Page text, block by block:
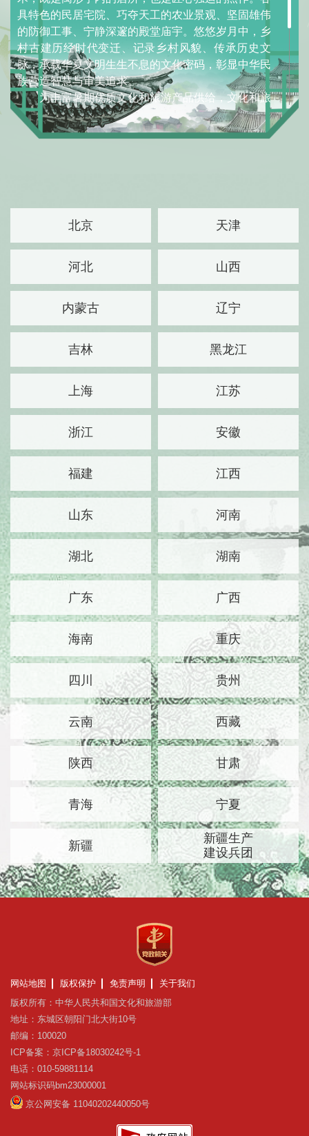
具特色的民居宅院、巧夺天工的农业景观、坚固雄伟
的防御工事、宁静深邃的殿堂庙宇。悠悠岁月中，乡
村古建历经时代变迁、记录乡村风貌、传承历史文
脉，承载华夏文明生生不息的文化密码，彰显中华民
族营造智慧与审美追求。
为丰富暑期优质文化和旅游产品供给，文化和旅
游部遴选推出82条“营造之美 自在乡村”全国乡村旅游
精品线路，通过相关媒体和市场平台加强宣传推广，
出游提示：请游客关注汛期安全、注意防暑降
温。出游前提前了解线路周边天气和安全情况，游玩
途中关注天气变化和气象地质灾害预警预报信息，合
北京 天津
河北 山西
内蒙古 辽宁
吉林 黑龙江
上海 江苏
浙江 安徽
福建 江西
山东 河南
湖北 湖南
广东 广西
海南 重庆
四川 贵州
云南 西藏
陕西 甘肃
青海 宁夏
新疆
新疆生产
建设兵团
网站地图 版权保护 免责声明
关于我们
版权所有：中华人民共和国文化和旅游部
地址：东城区朝阳门北大街10号
邮编：100020
ICP备案：京ICP备18030242号-1
电话：010-59881114
网站标识码bm23000001
京公网安备 11040202440050号